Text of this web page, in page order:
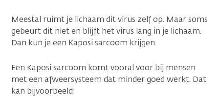
Meestal ruimt je lichaam dit virus zelf op. Maar soms
gebeurt dit niet en blijft het virus lang in je lichaam.
Dan kun je een Kaposi sarcoom krijgen.
Een Kaposi sarcoom komt vooral voor bij mensen
met een afweersysteem dat minder goed werkt. Dat
kan bijvoorbeeld: